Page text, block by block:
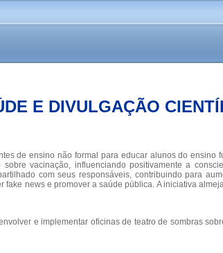
E DIVULGAÇÃO
de ensino não formal para educar alunos do
vacinação, influenciando positivamente a
com seus responsáveis, contribuindo para
news e promover a saúde pública. A iniciativa
e implementar oficinas de teatro de sombras